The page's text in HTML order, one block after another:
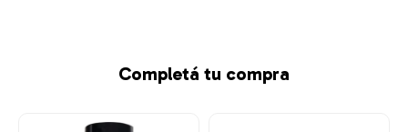
Completá tu compra